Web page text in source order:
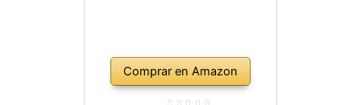
Comprar en Amazon